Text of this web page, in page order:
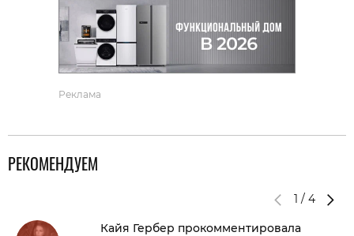
Реклама
РЕКОМЕНДУЕМ
1 / 4
Кайя Гербер прокомментировала